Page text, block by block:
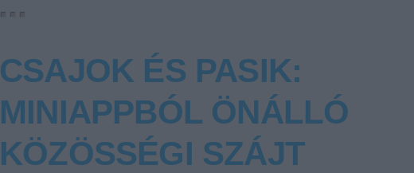
CSAJOK ÉS PASIK:
MINIAPPBÓL ÖNÁLLÓ
KÖZÖSSÉGI SZÁJT